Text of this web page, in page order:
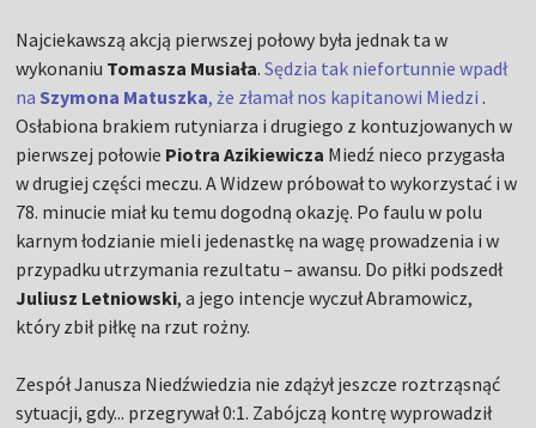
Najciekawszą akcją pierwszej połowy była jednak ta w
wykonaniu Tomasza Musiała. Sędzia tak niefortunnie wpadł
na Szymona Matuszka, że złamał nos kapitanowi Miedzi.
Osłabiona brakiem rutyniarza i drugiego z kontuzjowanych w
pierwszej połowie Piotra Azikiewicza Miedź nieco przygasła
w drugiej części meczu. A Widzew próbował to wykorzystać i w
78. minucie miał ku temu dogodną okazję. Po faulu w polu
karnym łodzianie mieli jedenastkę na wagę prowadzenia i w
przypadku utrzymania rezultatu – awansu. Do piłki podszedł
Juliusz Letniowski, a jego intencje wyczuł Abramowicz,
który zbił piłkę na rzut rożny.
Zespół Janusza Niedźwiedzia nie zdążył jeszcze roztrząsnąć
sytuacji, gdy... przegrywał 0:1. Zabójczą kontrę wyprowadził